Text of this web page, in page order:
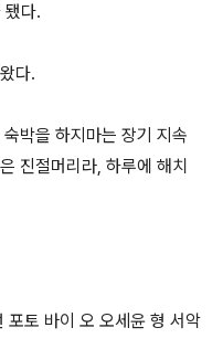
됐다.
다.
박을 하지마는 장기 지속
진절머리라, 하루에 해치
포토 바이 오 오세윤 형 서악